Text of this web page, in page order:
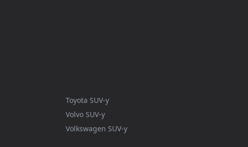
Toyota SUV-y
Volvo SUV-y
Volkswagen SUV-y